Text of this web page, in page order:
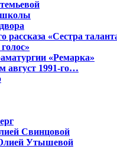
школы
рассказа «Сестра
«Ремарка»
1991-го…
Свинцовой
Утышевой